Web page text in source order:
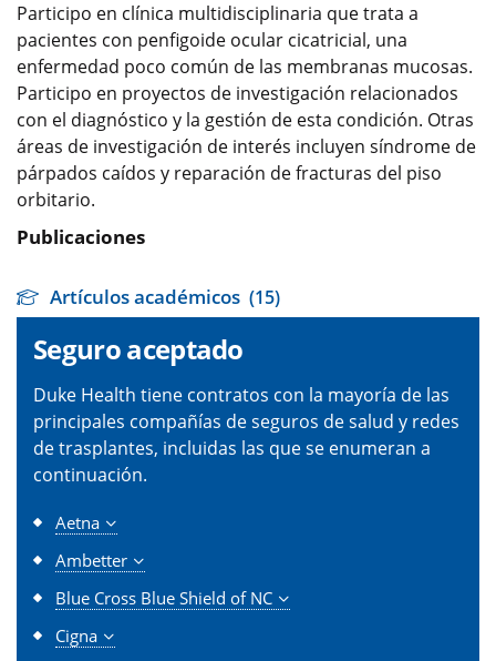
Participo en clínica multidisciplinaria que trata a
pacientes con penfigoide ocular cicatricial, una
enfermedad poco común de las membranas mucosas.
Participo en proyectos de investigación relacionados
con el diagnóstico y la gestión de esta condición. Otras
áreas de investigación de interés incluyen síndrome de
párpados caídos y reparación de fracturas del piso
orbitario.
Publicaciones
Artículos académicos (15)
Seguro aceptado
Duke Health tiene contratos con la mayoría de las
principales compañías de seguros de salud y redes
de trasplantes, incluidas las que se enumeran a
continuación.
Aetna
Ambetter
Blue Cross Blue Shield of NC
Cigna